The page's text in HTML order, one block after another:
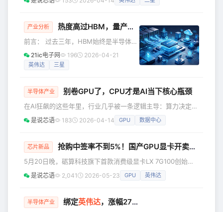
一局面的关键成因。 | HBM、HDD，均不是最优解 先看
**HBM**，随着GPU算力的爆发式增长，本质上是“数据处理
能力”的指数级提升。从单卡到集群，从百亿参数到万亿参
产业分析 热度高过HBM，量产在即的SOCAMM2竞争势态白热化
前言： 过去三年，HBM始终是半导体行
业的绝对顶流，但进入2026年，
SOCAMM2正在以远超行业预期的速度
位者 SOCAMM2的全称是Small Outline
Module 2，即第二代小外形压缩附着内
存模块，是JEDEC固态技术协会正在推
21ic电子网 196 2026-04-21
英伟达 三星
半导体产业 别卷GPU了，CPU才是AI当下核心瓶颈
在AI狂飙的这些年里，行业几乎被一条逻辑主导：算力决定上
限，而GPU就是算力的核心。 不过，进入2026年，这套逻辑
关键，正逐渐转向长期被忽视的CPU。 美国当地时间4月9
英特尔的“Xeon至强处理器”，正是为了破解这个瓶颈。英特
是说芯语 183 2026-04-14 GPU 数据中心
芯片新品 抢购中签率不到5%！国产GPU显卡开卖，超2万人争抢1000张限量卡
5月20日晚，砺算科技旗下首款消费级显卡LX 7G100创始版
在京东开启预约。首批限量1000份，售价2969元（含官方政
府补贴）。24小时内预约人数突破2.2万，中签率不足5%，
笔签名及专属数字编号。据官方消息，普通版LX 7G100将于
是说芯语 2,041 2026-05-23 GPU 英伟达
半导体产业 绑定英伟达，涨幅273%，市值2600亿的国内AI PCB龙头港股IPO